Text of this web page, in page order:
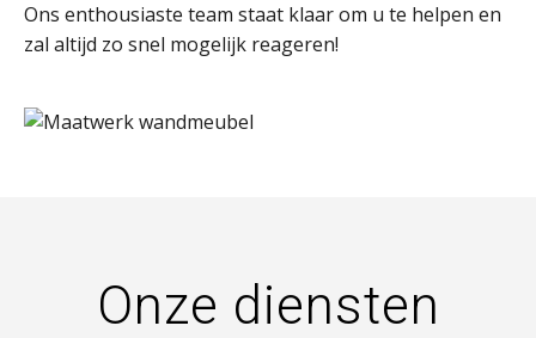
Ons enthousiaste team staat klaar om u te helpen en
zal altijd zo snel mogelijk reageren!
Onze diensten